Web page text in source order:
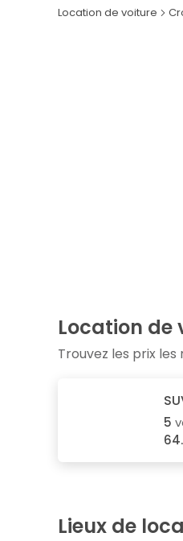
Location de voiture
Location de
Trouvez les prix
5
Lieux de